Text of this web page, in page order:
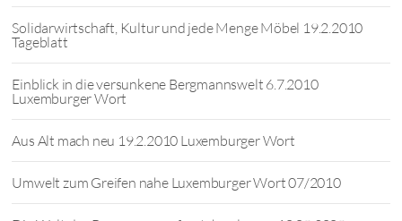
Solidarwirtschaft, Kultur und jede Menge Möbel 19.2.2010
Tageblatt
Einblick in die versunkene Bergmannswelt 6.7.2010
Luxemburger Wort
Aus Alt mach neu 19.2.2010 Luxemburger Wort
Umwelt zum Greifen nahe Luxemburger Wort 07/2010